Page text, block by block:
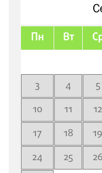
Пн Вт
3
4 5
10
11 12
17
18 19
24
25 26